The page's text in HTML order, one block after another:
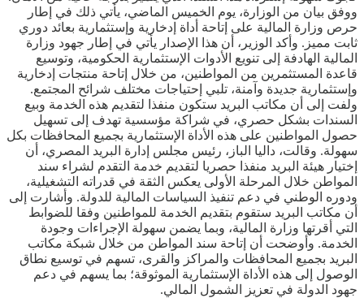
ووفق بيان من الوزارة، يوم الخميس الماضي، يأتي ذلك في إطار
حرص وزارة المالية على إتاحة أداة إدخارية وإستثمارية بعائد دوري
ثابت مميز. وأكد الوزير، أن هذا الإصدار يأتي في إطار جهود وزارة
المالية الهادفة إلى تنويع الأدوات الإستثمارية الحكومية، وتوسيع
قاعدة المستثمرين من المواطنين، من خلال إتاحة منتجات إدخارية
وإستثمارية جديدة وآمنة، تلبي إحتياجات مختلف شرائح المجتمع.
ولفت إلى أن مكاتب البريد ستكون منفذا لتقديم هذه الخدمة وبيع
السندات بشكل حصري، في شراكة مؤسسية تهدف إلى تسهيل
حصول المواطنين على هذه الأداة الإستثمارية بجميع المحافظات بكل
سهولة. وقالت، داليا الباز، رئيس مجلس إدارة البريد المصري، أن
إختيار هيئة البريد منفذا حصريا لتقديم خدمة التقدم لشراء سند
المواطن خلال المرحلة الأولى يعكس الثقة في قدراته التشغيلية،
ودوره الوطني في دعم تنفيذ السياسات المالية للدولة. وأشارت إلى
أن مكاتب البريد ستقوم بتقديم الخدمة للمواطنين وفقا للضوابط
التي أقرتها وزارة المالية، وبما يضمن سهولة الإجراءات وجودة
الخدمة. وأوضحت أن إتاحة سند المواطن من خلال شبكة مكاتب
البريد بجميع المحافظات والمراكز والقرى، تسهم في توسيع نطاق
الوصول إلى هذه الأداة الإستثمارية الموثوقة؛ بما يسهم في دعم
جهود الدولة في تعزيز الشمول المالي.